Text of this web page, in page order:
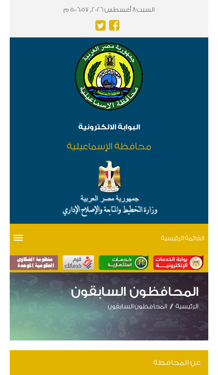
السبت 8 أغسطس 2026, 5:06:57 م
البوابة الالكترونية
محافظة الإسماعيلية
القائمة الرئيسية
المحافظون السابقون
الرئيسية المحافظون السابقون
عن المحافظة